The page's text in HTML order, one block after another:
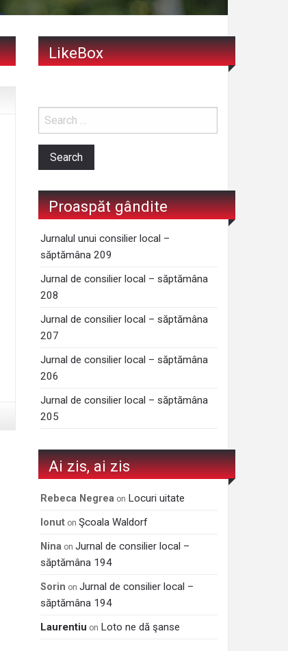
LikeBox
Proaspăt gândite
Jurnalul unui consilier local –
săptămâna 209
Jurnal de consilier local – săptămâna
208
Jurnal de consilier local – săptămâna
207
Jurnal de consilier local – săptămâna
206
Jurnal de consilier local – săptămâna
205
Ai zis, ai zis
Rebeca Negrea on Locuri uitate
Ionut onŞcoala Waldorf
Nina onJurnal de consilier local –
săptămâna 194
Sorin onJurnal de consilier local –
săptămâna 194
Laurentiu on Loto ne dă şanse